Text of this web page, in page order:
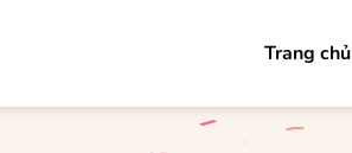
Trang chủ